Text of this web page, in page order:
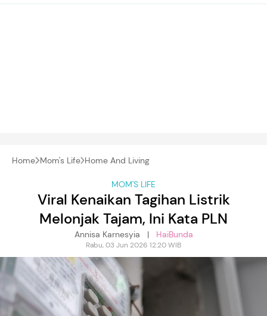
Home Mom's Life Home And Living
MOM'S LIFE
Viral Kenaikan Tagihan Listrik
Melonjak Tajam, Ini Kata PLN
Annisa Karnesyia | HaiBunda
Rabu, 03 Jun 2026 12:20 WIB